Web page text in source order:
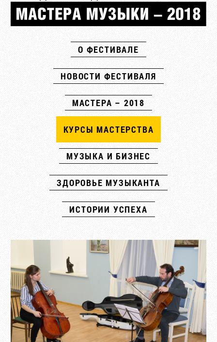
О ФЕСТИВАЛЕ
НОВОСТИ ФЕСТИВАЛЯ
МАСТЕРА – 2018
КУРСЫ МАСТЕРСТВА
МУЗЫКА И БИЗНЕС
ЗДОРОВЬЕ МУЗЫКАНТА
ИСТОРИИ УСПЕХА